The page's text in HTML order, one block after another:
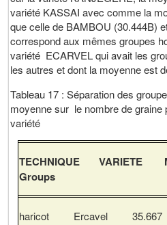
variété KASSAI avec comme la
que celle de BAMBOU (30.444B)
correspond aux mêmes groupes
variété ECARVEL qui avait les
les autres et dont la moyenne est
Tableau 17 : Séparation des
moyenne sur le nombre de graine
variété
TECHNIQUE VARIETE
Groups
haricot Ercavel 35.667